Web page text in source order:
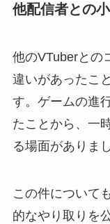
他配信者との
他のVTuberとの
違いがあったこ
す。ゲームの進
たことから、一
る場面がありま
この件について
的なやり取りを